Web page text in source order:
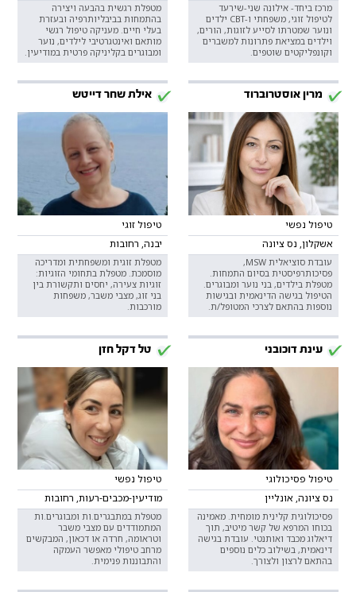
מרכז ביחד- אילונה שני-שירעד
לטיפול זוגי, משפחתי ו-CBT ילדים
ונוער שמטרתו לסייע לזוגות, הורים,
וילדים במציאת פתרונות למשברים
וקונפליקטים שוטפים.
מטפלת רגשית בהבעה ויצירה
בהתמחות בביבליותרפיה ובעזרת
בעלי חיים. מעניקה טיפול רגשי
מותאם ואינטגרטיבי לילדים, נוער
ומבוגרים בקליניקה פרטית במודיעין.
מרין אוסטרוברוד
טיפול נפשי
אשקלון, נס ציונה
עובדת סוציאלית MSW,
פסיכותרפיסטית בסיום התמחות.
מטפלת בילדים, בני נוער ומבוגרים.
הטיפול בגישה הדינאמית ובגישות
נוספות בהתאם לצרכי המטופל/ת.
אילת שחר דייטש
טיפול זוגי
יבנה, רחובות
מטפלת זוגית ומשפחתית ומדריכה
מוסמכת. מטפלת בתחומי הזוגיות:
זוגיות צעירה, יחסים ותקשורת בין
בני זוג, מצבי משבר, משפחות
מורכבות.
עינת דוכובני
טיפול פסיכולוגי
נס ציונה, אונליין
פסיכולוגית קלינית מומחית. מאמינה
בכוחו המרפא של קשר מיטיב, תוך
דיאלוג מכבד ואותנטי. עובדת בגישה
דינאמית, בשילוב כלים נוספים
בהתאם לרצון ולצורך.
טל דקל חזן
טיפול נפשי
מודיעין-מכבים-רעות, רחובות
מטפלת במתבגרים.ות ומבוגרים.ות
המתמודדים עם מצבי משבר
וטראומה, חרדה או דכאון, המבקשים
מרחב טיפולי מאפשר העמקה
והתבוננות פנימית.